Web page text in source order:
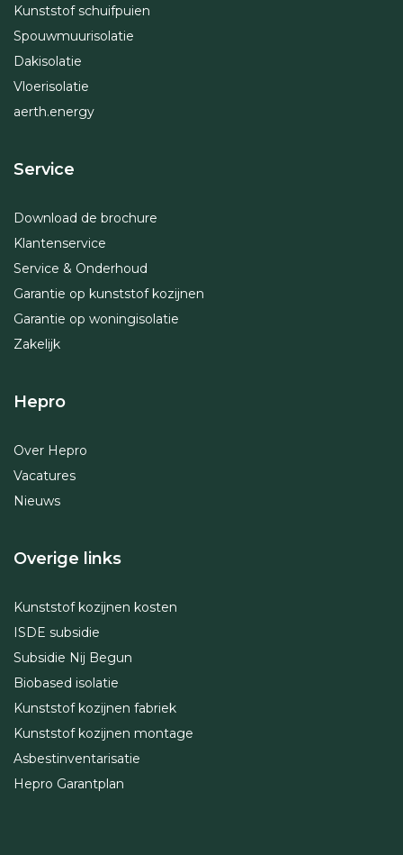
Kunststof schuifpuien
Spouwmuurisolatie
Dakisolatie
Vloerisolatie
aerth.energy
Service
Download de brochure
Klantenservice
Service & Onderhoud
Garantie op kunststof kozijnen
Garantie op woningisolatie
Zakelijk
Hepro
Over Hepro
Vacatures
Nieuws
Overige links
Kunststof kozijnen kosten
ISDE subsidie
Subsidie Nij Begun
Biobased isolatie
Kunststof kozijnen fabriek
Kunststof kozijnen montage
Asbestinventarisatie
Hepro Garantplan